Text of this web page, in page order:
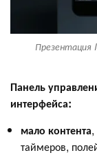
Презентация
Панель
интерфейса:
мало контента
таймеров,